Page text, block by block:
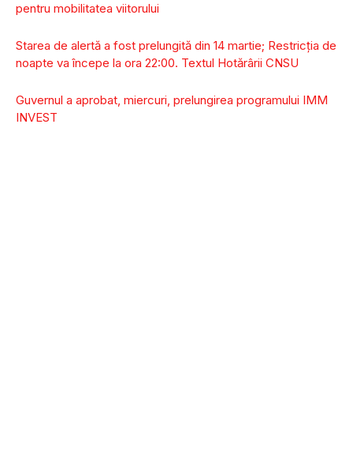
pentru mobilitatea viitorului
Starea de alertă a fost prelungită din 14 martie; Restricția de
noapte va începe la ora 22:00. Textul Hotărârii CNSU
Guvernul a aprobat, miercuri, prelungirea programului IMM
INVEST